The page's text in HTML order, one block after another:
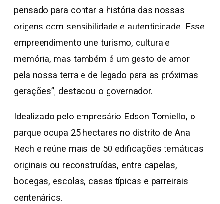
pensado para contar a história das nossas
origens com sensibilidade e autenticidade. Esse
empreendimento une turismo, cultura e
memória, mas também é um gesto de amor
pela nossa terra e de legado para as próximas
gerações”, destacou o governador.
Idealizado pelo empresário Edson Tomiello, o
parque ocupa 25 hectares no distrito de Ana
Rech e reúne mais de 50 edificações temáticas
originais ou reconstruídas, entre capelas,
bodegas, escolas, casas típicas e parreirais
centenários.